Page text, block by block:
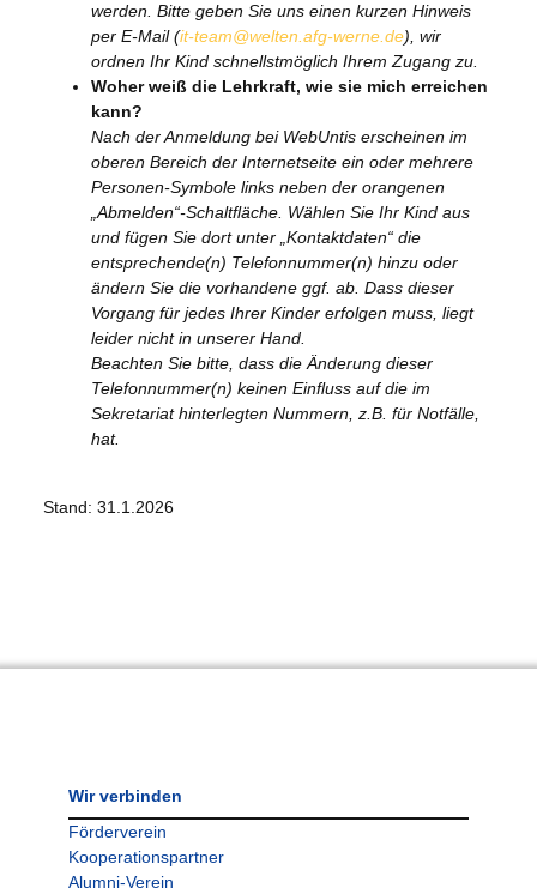
werden. Bitte geben Sie uns einen kurzen Hinweis
per E-Mail (it-team@welten.afg-werne.de), wir
ordnen Ihr Kind schnellstmöglich Ihrem Zugang zu.
Woher weiß die Lehrkraft, wie sie mich erreichen
kann?
Nach der Anmeldung bei WebUntis erscheinen im
oberen Bereich der Internetseite ein oder mehrere
Personen-Symbole links neben der orangenen
„Abmelden“-Schaltfläche. Wählen Sie Ihr Kind aus
und fügen Sie dort unter „Kontaktdaten“ die
entsprechende(n) Telefonnummer(n) hinzu oder
ändern Sie die vorhandene ggf. ab. Dass dieser
Vorgang für jedes Ihrer Kinder erfolgen muss, liegt
leider nicht in unserer Hand.
Beachten Sie bitte, dass die Änderung dieser
Telefonnummer(n) keinen Einfluss auf die im
Sekretariat hinterlegten Nummern, z.B. für Notfälle,
hat.
Stand: 31.1.2026
Wir verbinden
Förderverein
Kooperationspartner
Alumni-Verein